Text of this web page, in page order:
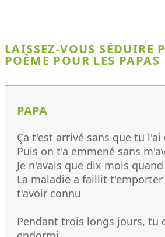
LAISSEZ-VOUS SÉDUIRE
POÈME POUR LES PAPAS
PAPA
Ça t'est arrivé sans que tu l'ai
Puis on t'a emmené sans
Je n'avais que dix mois
La maladie a faillit t'emporter
t'avoir connu
Pendant trois longs jours, tu